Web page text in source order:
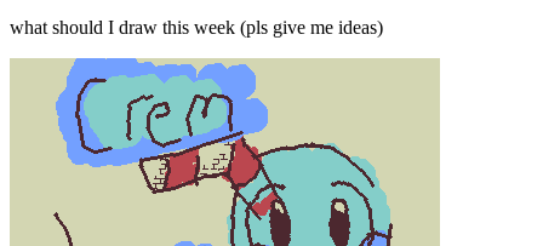
what should I draw this week (pls give me ideas)